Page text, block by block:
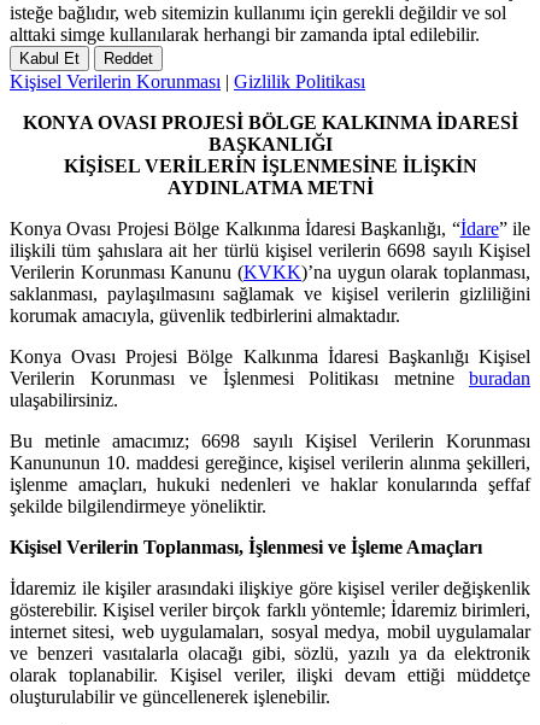
isteğe bağlıdır, web sitemizin kullanımı için gerekli değildir ve sol
alttaki simge kullanılarak herhangi bir zamanda iptal edilebilir.
Kabul Et Reddet
Kişisel Verilerin Korunması | Gizlilik Politikası
KONYA OVASI PROJESİ BÖLGE KALKINMA İDARESİ
BAŞKANLIĞI
KİŞİSEL VERİLERİN İŞLENMESİNE İLİŞKİN
AYDINLATMA METNİ
Konya Ovası Projesi Bölge Kalkınma İdaresi Başkanlığı, “İdare” ile
ilişkili tüm şahıslara ait her türlü kişisel verilerin 6698 sayılı Kişisel
Verilerin Korunması Kanunu (KVKK)’na uygun olarak toplanması,
saklanması, paylaşılmasını sağlamak ve kişisel verilerin gizliliğini
korumak amacıyla, güvenlik tedbirlerini almaktadır.
Konya Ovası Projesi Bölge Kalkınma İdaresi Başkanlığı Kişisel
Verilerin Korunması ve İşlenmesi Politikası metnine buradan
ulaşabilirsiniz.
Bu metinle amacımız; 6698 sayılı Kişisel Verilerin Korunması
Kanununun 10. maddesi gereğince, kişisel verilerin alınma şekilleri,
işlenme amaçları, hukuki nedenleri ve haklar konularında şeffaf
şekilde bilgilendirmeye yöneliktir.
Kişisel Verilerin Toplanması, İşlenmesi ve İşleme Amaçları
İdaremiz ile kişiler arasındaki ilişkiye göre kişisel veriler değişkenlik
gösterebilir. Kişisel veriler birçok farklı yöntemle; İdaremiz birimleri,
internet sitesi, web uygulamaları, sosyal medya, mobil uygulamalar
ve benzeri vasıtalarla olacağı gibi, sözlü, yazılı ya da elektronik
olarak toplanabilir. Kişisel veriler, ilişki devam ettiği müddetçe
oluşturulabilir ve güncellenerek işlenebilir.